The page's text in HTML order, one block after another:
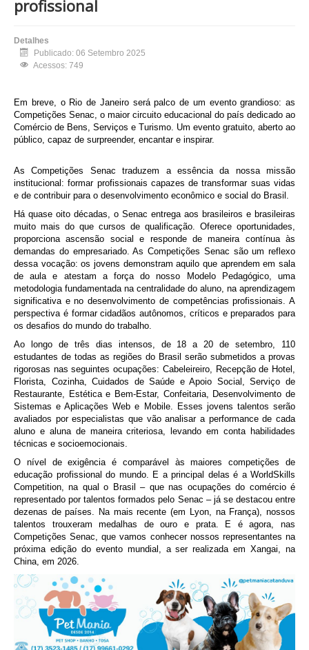
profissional
Detalhes
Publicado: 06 Setembro 2025
Acessos: 749
Em breve, o Rio de Janeiro será palco de um evento grandioso: as
Competições Senac, o maior circuito educacional do país dedicado ao
Comércio de Bens, Serviços e Turismo. Um evento gratuito, aberto ao
público, capaz de surpreender, encantar e inspirar.
As Competições Senac traduzem a essência da nossa missão
institucional: formar profissionais capazes de transformar suas vidas
e de contribuir para o desenvolvimento econômico e social do Brasil.
Há quase oito décadas, o Senac entrega aos brasileiros e brasileiras
muito mais do que cursos de qualificação. Oferece oportunidades,
proporciona ascensão social e responde de maneira contínua às
demandas do empresariado. As Competições Senac são um reflexo
dessa vocação: os jovens demonstram aquilo que aprendem em sala
de aula e atestam a força do nosso Modelo Pedagógico, uma
metodologia fundamentada na centralidade do aluno, na aprendizagem
significativa e no desenvolvimento de competências profissionais. A
perspectiva é formar cidadãos autônomos, críticos e preparados para
os desafios do mundo do trabalho.
Ao longo de três dias intensos, de 18 a 20 de setembro, 110
estudantes de todas as regiões do Brasil serão submetidos a provas
rigorosas nas seguintes ocupações: Cabeleireiro, Recepção de Hotel,
Florista, Cozinha, Cuidados de Saúde e Apoio Social, Serviço de
Restaurante, Estética e Bem-Estar, Confeitaria, Desenvolvimento de
Sistemas e Aplicações Web e Mobile. Esses jovens talentos serão
avaliados por especialistas que vão analisar a performance de cada
aluno e aluna de maneira criteriosa, levando em conta habilidades
técnicas e socioemocionais.
O nível de exigência é comparável às maiores competições de
educação profissional do mundo. E a principal delas é a WorldSkills
Competition, na qual o Brasil – que nas ocupações do comércio é
representado por talentos formados pelo Senac – já se destacou entre
dezenas de países. Na mais recente (em Lyon, na França), nossos
talentos trouxeram medalhas de ouro e prata. E é agora, nas
Competições Senac, que vamos conhecer nossos representantes na
próxima edição do evento mundial, a ser realizada em Xangai, na
China, em 2026.